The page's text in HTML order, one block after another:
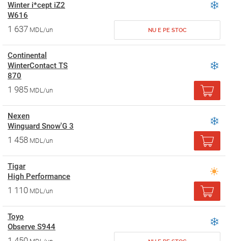
Winter i*cept iZ2
W616
1 637 MDL/un NU E PE STOC
Continental
WinterContact TS
870
1 985 MDL/un
Nexen
Winguard Snow'G 3
1 458 MDL/un
Tigar
High Performance
1 110 MDL/un
Toyo
Observe S944